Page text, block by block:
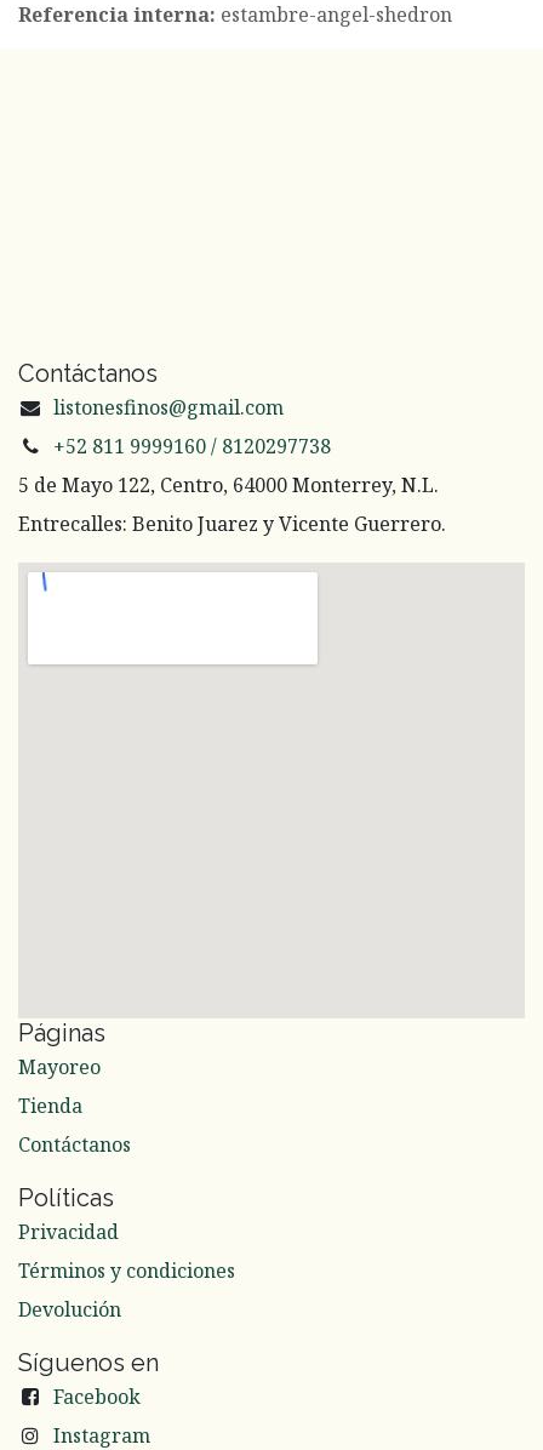
Referencia interna: estambre-angel-shedron
Contáctanos
listonesfinos@gmail.com
+52 811 9999160 / 8120297738
5 de Mayo 122, Centro, 64000 Monterrey, N.L.
Entrecalles: Benito Juarez y Vicente Guerrero.
Páginas
Mayoreo
Tienda
Contáctanos
Políticas
Privacidad
Términos y condiciones
Devolución
Síguenos en
Facebook
Instagram